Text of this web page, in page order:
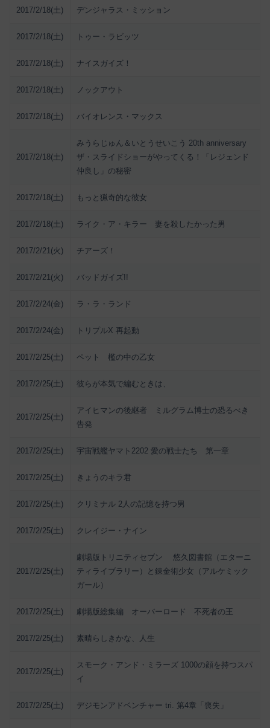
2017/2/18(土) デンジャラス・ミッション
2017/2/18(土) トゥー・ラビッツ
2017/2/18(土) ナイスガイズ！
2017/2/18(土) ノックアウト
2017/2/18(土) バイオレンス・マックス
2017/2/18(土)
みうらじゅん＆いとうせいこう 20th anniversary
ザ・スライドショーがやってくる！「レジェンド
仲良し」の秘密
2017/2/18(土) もっと猟奇的な彼女
2017/2/18(土) ライク・ア・キラー 妻を殺したかった男
2017/2/21(火) チアーズ！
2017/2/21(火) バッドガイズ!!
2017/2/24(金) ラ・ラ・ランド
2017/2/24(金) トリプルX 再起動
2017/2/25(土) ペット 檻の中の乙女
2017/2/25(土) 彼らが本気で編むときは、
2017/2/25(土)
アイヒマンの後継者 ミルグラム博士の恐るべき
告発
2017/2/25(土) 宇宙戦艦ヤマト2202 愛の戦士たち 第一章
2017/2/25(土) きょうのキラ君
2017/2/25(土) クリミナル 2人の記憶を持つ男
2017/2/25(土) クレイジー・ナイン
2017/2/25(土)
劇場版トリニティセブン 悠久図書館（エターニ
ティライブラリー）と錬金術少女（アルケミック
ガール）
2017/2/25(土) 劇場版総集編 オーバーロード 不死者の王
2017/2/25(土) 素晴らしきかな、人生
2017/2/25(土)
スモーク・アンド・ミラーズ 1000の顔を持つスパ
イ
2017/2/25(土) デジモンアドベンチャー tri. 第4章「喪失」